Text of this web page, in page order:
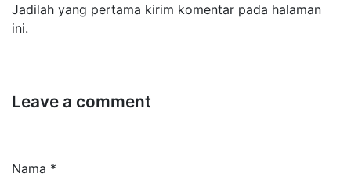
Jadilah yang pertama kirim komentar pada halaman
ini.
Leave a comment
Nama *